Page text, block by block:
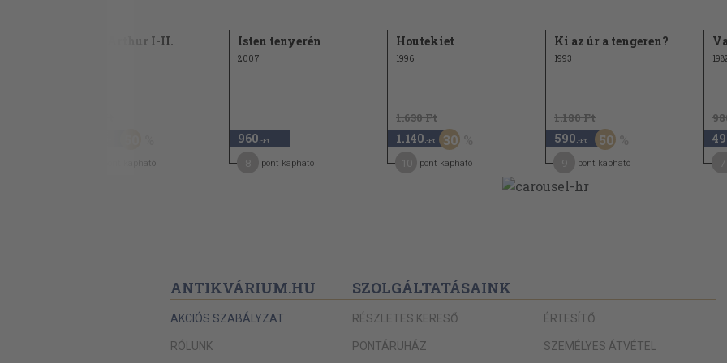
Port Arthur I-II.
pont kapható
Isten tenyerén
2007
960 ,-Ft
pont kapható
Houtekiet
1996
1.630 Ft
1.140 ,-Ft 30
pont kapható
Ki az úr a tengeren?
1993
1.180 Ft
590 ,-Ft 50
pont kapható
ANTIKVÁRIUM.HU
AKCIÓS SZABÁLYZAT
RÓLUNK
SZOLGÁLTATÁSAINK
RÉSZLETES KERESŐ
PONTÁRUHÁZ
ÉRTESÍTŐ
SZEMÉLYES ÁTVÉTEL